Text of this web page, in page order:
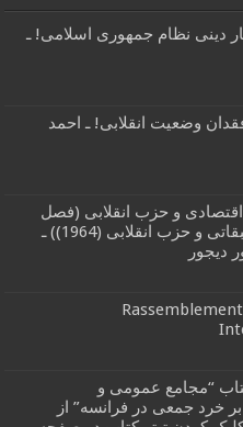
دینی نظام جمهوری اسلامی! ـ
وضعیت انقلابی! ـ احمد
و حزب انقلابی (فصل
نخست از کتاب مبارزات طبقاتی و حزب انقلابی (1964)) ـ
دیجور
“مجامع عمومی و
خرد جمعی در فرانسه” از